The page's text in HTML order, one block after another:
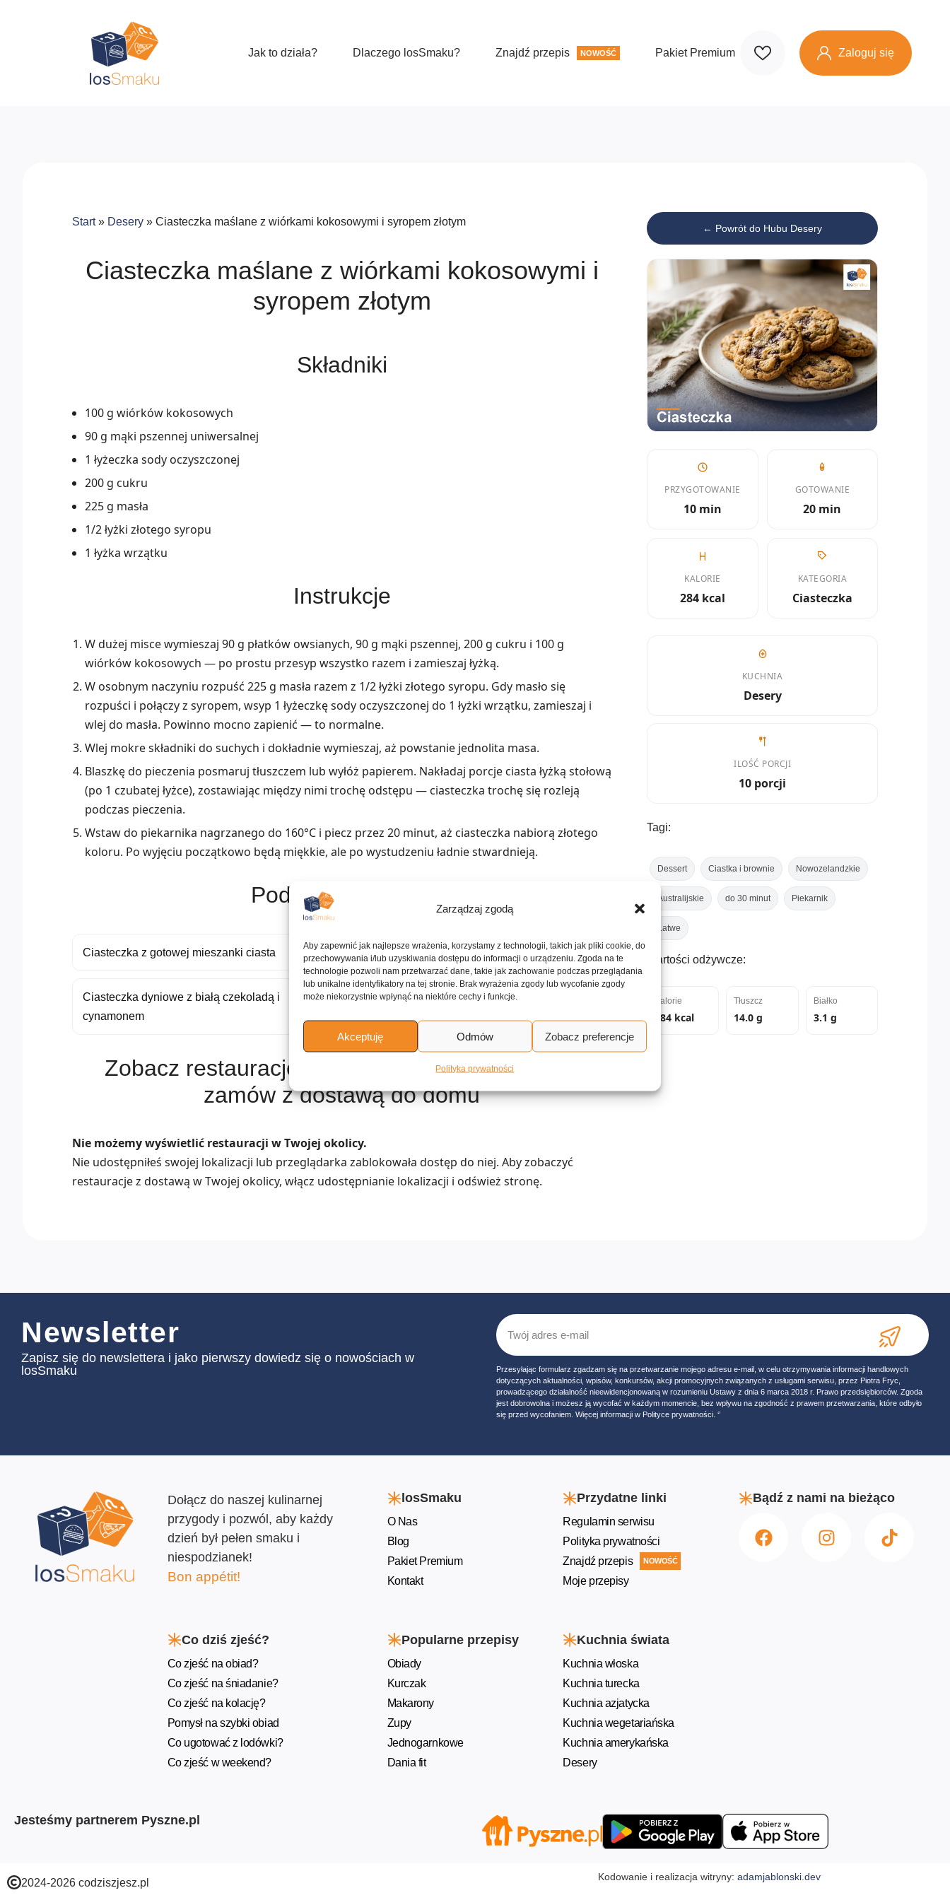
Zarządzaj zgodą
Aby zapewnić jak najlepsze wrażenia, korzystamy z technologii, takich jak pliki cookie, do
przechowywania i/lub uzyskiwania dostępu do informacji o urządzeniu. Zgoda na te
technologie pozwoli nam przetwarzać dane, takie jak zachowanie podczas przeglądania
lub unikalne identyfikatory na tej stronie. Brak wyrażenia zgody lub wycofanie zgody
może niekorzystnie wpłynąć na niektóre cechy i funkcje.
Akceptuję Odmów Zobacz preferencje
Polityka prywatności
Jak to działa? Dlaczego losSmaku? Znajdź przepis NOWOŚĆ Pakiet Premium Zaloguj się
Start» Desery » Ciasteczka maślane z wiórkami kokosowymi i syropem złotym
Ciasteczka maślane z wiórkami kokosowymi i
syropem złotym
Składniki
100 g wiórków kokosowych
90 g mąki pszennej uniwersalnej
1 łyżeczka sody oczyszczonej
200 g cukru
225 g masła
1/2 łyżki złotego syropu
1 łyżka wrzątku
Instrukcje
W dużej misce wymieszaj 90 g płatków owsianych, 90 g mąki pszennej, 200 g cukru i 100 g
wiórków kokosowych — po prostu przesyp wszystko razem i zamieszaj łyżką.
W osobnym naczyniu rozpuść 225 g masła razem z 1/2 łyżki złotego syropu. Gdy masło się
rozpuści i połączy z syropem, wsyp 1 łyżeczkę sody oczyszczonej do 1 łyżki wrzątku, zamieszaj i
wlej do masła. Powinno mocno zapienić — to normalne.
Wlej mokre składniki do suchych i dokładnie wymieszaj, aż powstanie jednolita masa.
Blaszkę do pieczenia posmaruj tłuszczem lub wyłóż papierem. Nakładaj porcje ciasta łyżką stołową
(po 1 czubatej łyżce), zostawiając między nimi trochę odstępu — ciasteczka trochę się rozleją
podczas pieczenia.
Wstaw do piekarnika nagrzanego do 160°C i piecz przez 20 minut, aż ciasteczka nabiorą złotego
koloru. Po wyjęciu początkowo będą miękkie, ale po wystudzeniu ładnie stwardnieją.
Podobne przepisy
Ciasteczka z gotowej mieszanki ciasta Miękkie ciasteczka dyniowe z cynamonem
Ciasteczka dyniowe z białą czekoladą i
cynamonem
Ciasteczka czekoladowe z orzechami na maśle i
Zobacz restauracje serwujące kuchnię desery i
zamów z dostawą do domu
Nie możemy wyświetlić restauracji w Twojej okolicy.
Nie udostępniłeś swojej lokalizacji lub przeglądarka zablokowała dostęp do niej. Aby zobaczyć
restauracje z dostawą w Twojej okolicy, włącz udostępnianie lokalizacji i odśwież stronę.
← Powrót do Hubu Desery
PRZYGOTOWANIE
10 min
GOTOWANIE
20 min
KALORIE
284 kcal
KATEGORIA
Ciasteczka
KUCHNIA
Desery
ILOŚĆ PORCJI
10 porcji
Tagi:
Dessert Ciastka i brownie Nowozelandzkie
Australijskie do 30 minut Piekarnik
Łatwe
Wartości odżywcze:
Kalorie
284 kcal
Tłuszcz
14.0 g
Białko
3.1 g
Newsletter
Zapisz się do newslettera i jako pierwszy dowiedz się o nowościach w
losSmaku
Przesyłając formularz zgadzam się na przetwarzanie mojego adresu e-mail, w celu otrzymywania informacji handlowych
dotyczących aktualności, wpisów, konkursów, akcji promocyjnych związanych z usługami serwisu, przez Piotra Fryc,
prowadzącego działalność nieewidencjonowaną w rozumieniu Ustawy z dnia 6 marca 2018 r. Prawo przedsiębiorców. Zgoda
jest dobrowolna i możesz ją wycofać w każdym momencie, bez wpływu na zgodność z prawem przetwarzania, które odbyło
się przed wycofaniem. Więcej informacji w Polityce prywatności. ‘’
Dołącz do naszej kulinarnej
przygody i pozwól, aby każdy
dzień był pełen smaku i
niespodzianek!
Bon appétit!
losSmaku
O Nas
Blog
Pakiet Premium
Kontakt
Przydatne linki
Regulamin serwisu
Polityka prywatności
Znajdź przepis
NOWOŚĆ
Moje przepisy
Bądź z nami na bieżąco
Co dziś zjeść?
Co zjeść na obiad?
Co zjeść na śniadanie?
Co zjeść na kolację?
Pomysł na szybki obiad
Co ugotować z lodówki?
Co zjeść w weekend?
Popularne przepisy
Obiady
Kurczak
Makarony
Zupy
Jednogarnkowe
Dania fit
Kuchnia świata
Kuchnia włoska
Kuchnia turecka
Kuchnia azjatycka
Kuchnia wegetariańska
Kuchnia amerykańska
Desery
Jesteśmy partnerem Pyszne.pl
2024-2026 codziszjesz.pl Kodowanie i realizacja witryny: adamjablonski.dev